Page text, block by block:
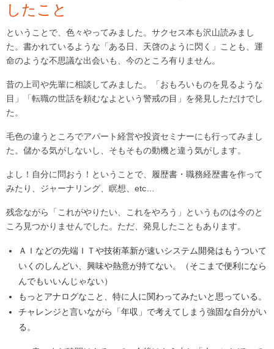
したこと
ということで、色々やってみました。サクセス本も沢山読みまし
た。書かれているような「ある日、天啓のように閃く」ことも、運
命のような不思議な出会いも、今のところ有りません。
昔の上司や先輩に相談してみました。「おもろいものを見るような
目」「転職の世話を頼むなよという警戒の目」を発見しただけでし
た。
毛色の違うところでアパート経営や投資セミナーにも行ってみまし
た。儲かる気がしないし、そもそもの動機と違う気がします。
よし！自分に問おう！ということで、履歴書・職務経歴書を作って
みたり、ジャーナリング、瞑想、etc…
残念ながら「これがやりたい、これをやろう」というものは今のと
ころ見つかりませんでした。ただ、発見したこともあります。
ＡＩなどの先端ＩＴや技術革新が速いシステム開発はもうついて
いくのしんどい、興味や熱意が持てない。（そこまで便利になら
んでもいいんじゃない）
もっとアナログなこと、特に人に関わってみたいと思っている。
チャレンジと言いながら「年収」で考えてしまう強固な自分がい
る。